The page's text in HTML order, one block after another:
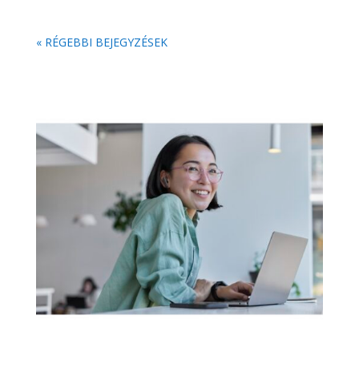
« RÉGEBBI BEJEGYZÉSEK